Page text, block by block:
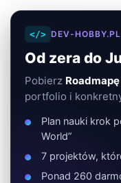
</> DEV-
Od zera do
Pobierz Roadmapę
portfolio i
Plan nauki krok
World”
7 projektów,
Ponad 260